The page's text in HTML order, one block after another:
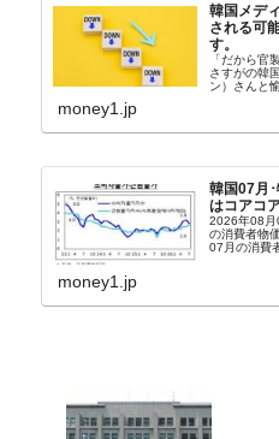
韓国メデ
される可
す。
「だから官
さすがの韓
ン）さんと
『朝鮮日報
money1.jp
韓国07月
はコアコ
2026年08月
の消費者物
07月の消費
2.8％上昇
money1.jp